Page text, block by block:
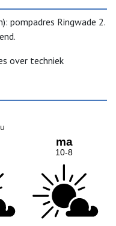
pompadres Ringwade 2.
over techniek